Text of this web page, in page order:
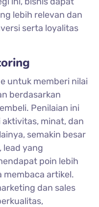
lebih relevan dan
serta loyalitas
untuk memberi nilai
berdasarkan
Penilaian ini
minat, dan
semakin besar
lead yang
poin lebih
membaca artikel.
dan sales